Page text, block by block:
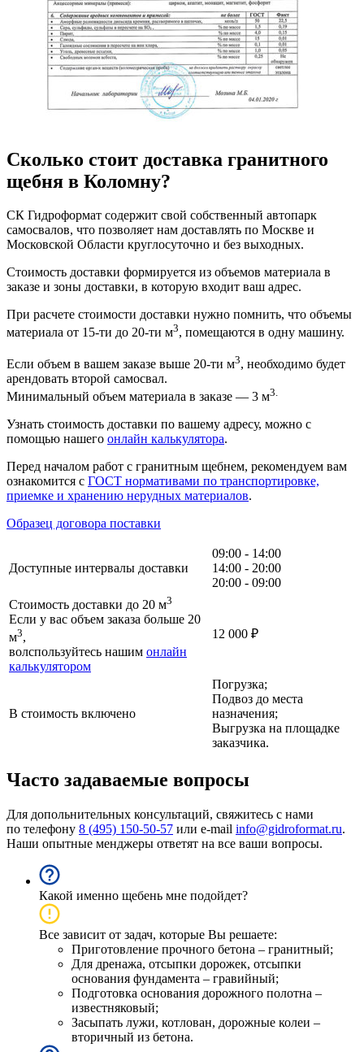
Сколько стоит доставка гранитного
щебня в Коломну?
СК Гидроформат содержит свой собственный автопарк
самосвалов, что позволяет нам доставлять по Москве и
Московской Области круглосуточно и без выходных.
Стоимость доставки формируется из объемов материала в
заказе и зоны доставки, в которую входит ваш адрес.
При расчете стоимости доставки нужно помнить, что объемы
материала от 15-ти до 20-ти м3, помещаются в одну машину.
Если объем в вашем заказе выше 20-ти м3, необходимо будет
арендовать второй самосвал.
Минимальный объем материала в заказе — 3 м3.
Узнать стоимость доставки по вашему адресу, можно с
помощью нашего онлайн калькулятора.
Перед началом работ с гранитным щебнем, рекомендуем вам
ознакомится с ГОСТ нормативами по транспортировке,
приемке и хранению нерудных материалов.
Образец договора поставки
Доступные интервалы доставки
09:00 - 14:00
14:00 - 20:00
20:00 - 09:00
Стоимость доставки до 20 м3
Если у вас объем заказа больше 20
м3,
волспользуйтесь нашим онлайн
калькулятором
12 000 ₽
В стоимость включено
Погрузка;
Подвоз до места
назначения;
Выгрузка на площадке
заказчика.
Часто задаваемые вопросы
Для допольнительных консультаций, свяжитесь с нами
по телефону 8 (495) 150-50-57 или e-mail info@gidroformat.ru.
Наши опытные менджеры ответят на все ваши вопросы.
Какой именно щебень мне подойдет?
Все зависит от задач, которые Вы решаете:
Приготовление прочного бетона – гранитный;
Для дренажа, отсыпки дорожек, отсыпки
основания фундамента – гравийный;
Подготовка основания дорожного полотна –
известняковый;
Засыпать лужи, котлован, дорожные колеи –
вторичный из бетона.